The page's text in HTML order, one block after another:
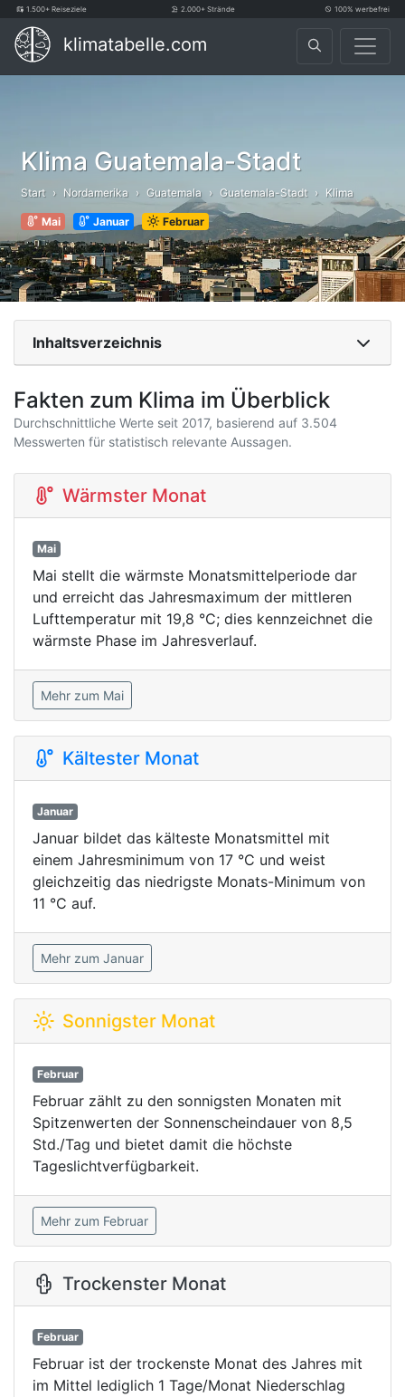
1.500+ Reiseziele 2.000+ Strände 100% werbefrei
klimatabelle.com
Klima Guatemala-Stadt
Start Nordamerika Guatemala Guatemala-Stadt Klima
Mai Januar Februar
Inhaltsverzeichnis
Fakten zum Klima im Überblick
Durchschnittliche Werte seit 2017, basierend auf 3.504
Messwerten für statistisch relevante Aussagen.
Wärmster Monat
Mai
Mai stellt die wärmste Monatsmittelperiode dar
und erreicht das Jahresmaximum der mittleren
Lufttemperatur mit 19,8 °C; dies kennzeichnet die
wärmste Phase im Jahresverlauf.
Mehr zum Mai
Kältester Monat
Januar
Januar bildet das kälteste Monatsmittel mit
einem Jahresminimum von 17 °C und weist
gleichzeitig das niedrigste Monats-Minimum von
11 °C auf.
Mehr zum Januar
Sonnigster Monat
Februar
Februar zählt zu den sonnigsten Monaten mit
Spitzenwerten der Sonnenscheindauer von 8,5
Std./Tag und bietet damit die höchste
Tageslichtverfügbarkeit.
Mehr zum Februar
Trockenster Monat
Februar
Februar ist der trockenste Monat des Jahres mit
im Mittel lediglich 1 Tage/Monat Niederschlag